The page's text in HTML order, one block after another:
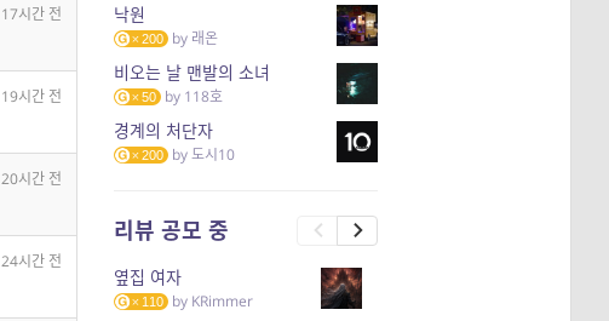
17시간 전
19시간 전
20시간 전
24시간 전
낙원
200 by 래온
비오는 날 맨발의 소녀
50 by 118호
경계의 처단자
200 by도시10
리뷰 공모 중
옆집 여자
110 by KRimmer